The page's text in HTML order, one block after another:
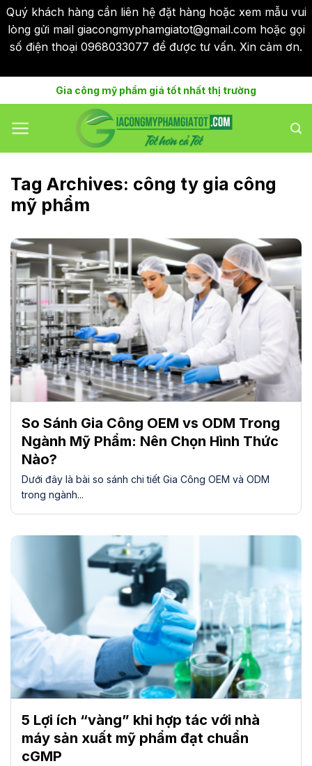
Quý khách hàng cần liên hệ đặt hàng hoặc xem mẫu vui
lòng gửi mail giacongmyphamgiatot@gmail.com hoặc gọi
số điện thoại 0968033077 để được tư vấn. Xin cảm ơn.
to
content
Gia công mỹ phẩm giá tốt nhất thị trường
Tag Archives: công ty gia công
mỹ phẩm
So Sánh Gia Công OEM vs ODM Trong
Ngành Mỹ Phẩm: Nên Chọn Hình Thức
Nào?
Dưới đây là bài so sánh chi tiết Gia Công OEM và ODM
trong ngành...
5 Lợi ích “vàng” khi hợp tác với nhà
máy sản xuất mỹ phẩm đạt chuẩn
cGMP